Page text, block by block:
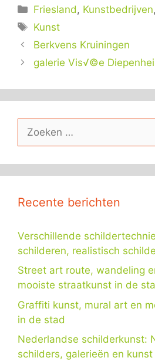
Categorieën
Friesland , Kunstbedrijven
Tags
Kunst
Berkvens Kruiningen
galerie Vis√©e
naar:
Recente berichten
Verschillende
schilderen, realistisch
Street art route, wandeling
mooiste straatkunst in de
Graffiti kunst, mural art en
in de stad
Nederlandse schilderkunst:
schilders, galerieën en kunst